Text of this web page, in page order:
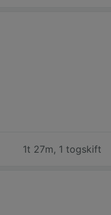
1t 27m, 1 togskift